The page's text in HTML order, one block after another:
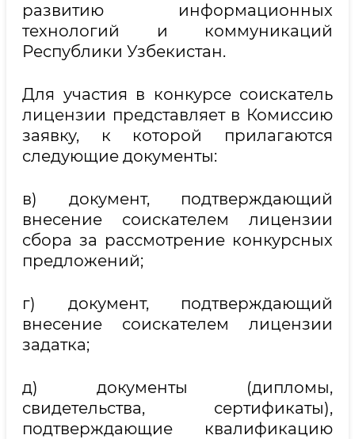
развитию информационных
технологий и коммуникаций
Республики Узбекистан.
Для участия в конкурсе соискатель
лицензии представляет в Комиссию
заявку, к которой прилагаются
следующие документы:
в) документ, подтверждающий
внесение соискателем лицензии
сбора за рассмотрение конкурсных
предложений;
г) документ, подтверждающий
внесение соискателем лицензии
задатка;
д) документы (дипломы,
свидетельства, сертификаты),
подтверждающие квалификацию